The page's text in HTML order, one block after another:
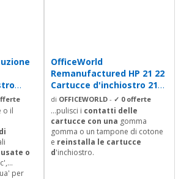
o il
o
per
OfficeWorld
Remanufactured HP 21 22
Cartucce d'inchiostro 21XL
22XL Compatibile...
di OFFICEWORLD - ✓ 0 offerte
...pulisci i contatti delle
cartucce con una gomma
gomma o un tampone di cotone
e reinstalla le cartucce
d'inchiostro.